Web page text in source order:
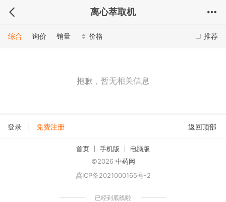
离心萃取机
推荐
综合 询价 销量 价格
抱歉，暂无相关信息
登录 免费注册 返回顶部
首页 手机版
电脑版
©2026 中药网
冀ICP备2021000165号-2
已经到底线啦